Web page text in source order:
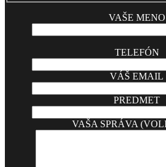
VAŠE MENO
TELEFÓN
VÁŠ EMAIL
PREDMET
VAŠA SPRÁVA